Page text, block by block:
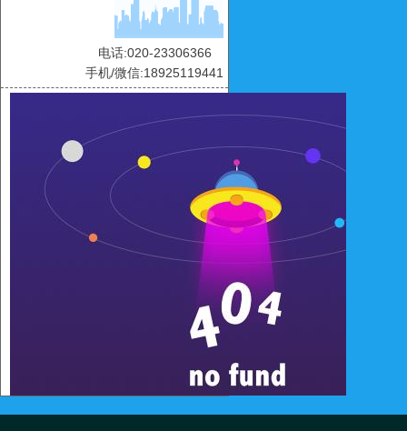
电话:020-23306366
手机/微信:18925119441